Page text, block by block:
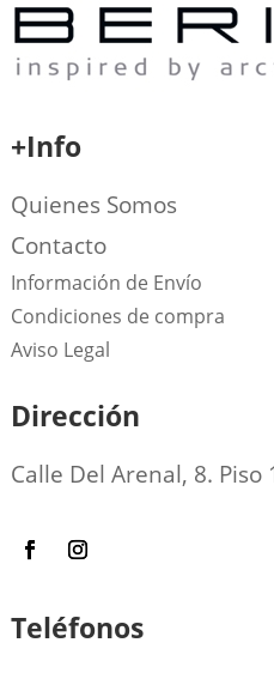
+Info
Quienes Somos
Contacto
Información de Envío
Condiciones de compra
Aviso Legal
Dirección
Calle Del Arenal, 8. Piso
Teléfonos